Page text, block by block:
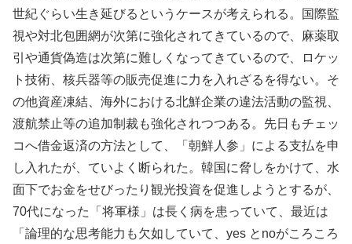
世紀ぐらい生き延びるというケースが考えられる。国際監
視や対北包囲網が次第に強化されてきているので、麻薬取
引や通貨偽造は次第に難しくなってきているので、ロケッ
ト技術、核兵器等の販売促進に力を入れざるを得ない。そ
の他資産凍結、海外における北鮮企業の違法活動の監視、
渡航禁止等の追加制裁も強化されつつある。先日もチェッ
コへ借金返済の方法として、「朝鮮人参」による支払を申
し入れたが、ていよく断られた。韓国に脅しをかけて、水
面下でお金をせびったり観光投資を促進しようとするが、
70代になった「将軍様」は長く病を患っていて、最近は
「論理的な思考能力も欠如していて、yes とnoがころころ